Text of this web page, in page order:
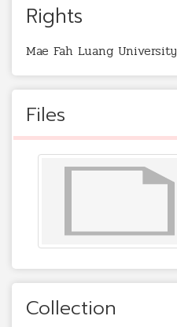
Rights
Mae Fah Luang University
Files
Collection